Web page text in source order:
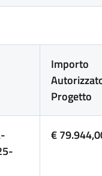
Importo
Progetto
€